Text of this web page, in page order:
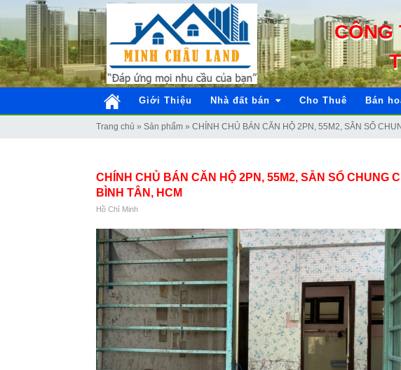
CÔNG
Giới Thiệu Nhà đất bán Cho Thuê Bán
Trang chủ » Sản phẩm » CHÍNH CHỦ BÁN CĂN HỘ 2PN, 55M2, SẴN SỔ
CHÍNH CHỦ BÁN CĂN HỘ 2PN, 55M2, SẴN SỔ CHUNG
BÌNH TÂN, HCM
Hồ Chí Minh